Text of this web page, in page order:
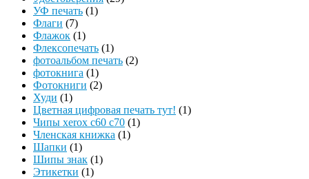
УФ печать (1)
Флаги (7)
Флажок (1)
Флексопечать (1)
фотоальбом печать (2)
фотокнига (1)
Фотокниги (2)
Худи (1)
Цветная цифровая печать тут! (1)
Чипы xerox c60 c70 (1)
Членская книжка (1)
Шапки (1)
Шипы знак (1)
Этикетки (1)